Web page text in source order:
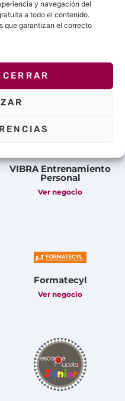
y navegación del
a todo el contenido.
que garantizan el correcto
deTop
listados en Top
VIBRA Entrenamiento
Personal
Ver negocio
Formatecyl
Ver negocio